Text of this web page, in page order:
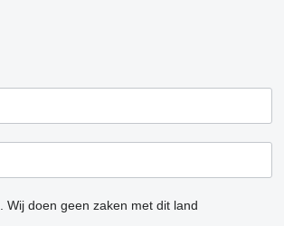
Wij doen geen zaken met dit land